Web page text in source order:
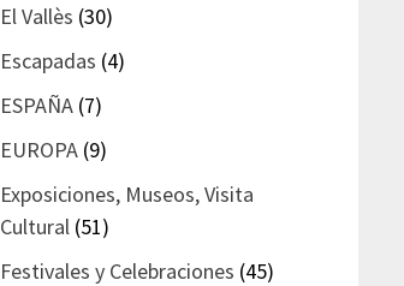
El Vallès (30)
Escapadas (4)
ESPAÑA (7)
EUROPA (9)
Exposiciones, Museos, Visita
Cultural (51)
Festivales y Celebraciones (45)